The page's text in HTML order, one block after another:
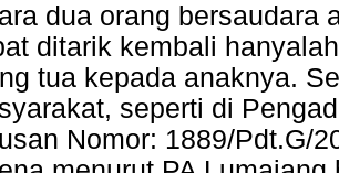
dua orang bersaudara
ditarik kembali
tua kepada anaknya.
seperti di
Nomor: 1889/Pdt.G/